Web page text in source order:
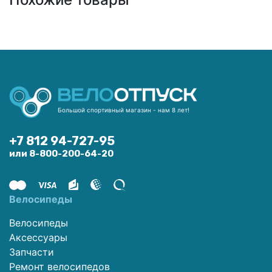
Большой спортивный магазин - нам 8 лет!
+7 812 94-727-95
или 8-800-200-64-20
Велосипеды
Велосипеды
Аксессуары
Запчасти
Ремонт велосипедов